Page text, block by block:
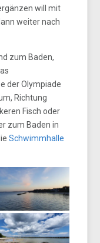
will mit
weiter nach
zum Baden,
der Olympiade
Richtung
Fisch oder
zum Baden in
Schwimmhalle